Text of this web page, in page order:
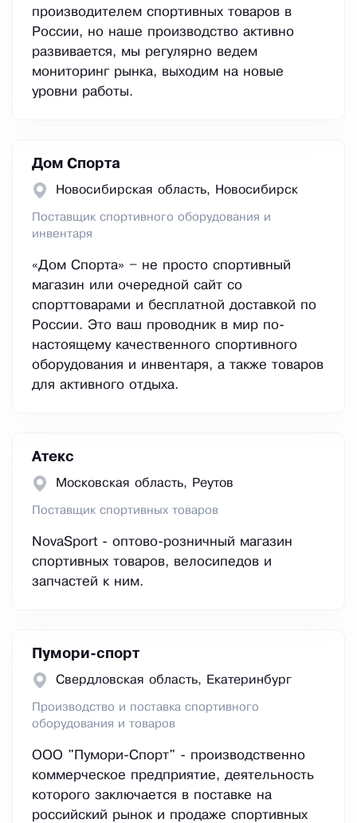
производителем спортивных товаров в
России, но наше производство активно
развивается, мы регулярно ведем
мониторинг рынка, выходим на новые
уровни работы.
Дом Спорта
Новосибирская область, Новосибирск
Поставщик спортивного оборудования и
инвентаря
«Дом Спорта» – не просто спортивный
магазин или очередной сайт со
спорттоварами и бесплатной доставкой по
России. Это ваш проводник в мир по-
настоящему качественного спортивного
оборудования и инвентаря, а также товаров
для активного отдыха.
Атекс
Московская область, Реутов
Поставщик спортивных товаров
NovaSport - оптово-розничный магазин
спортивных товаров, велосипедов и
запчастей к ним.
Пумори-спорт
Свердловская область, Екатеринбург
Производство и поставка спортивного
оборудования и товаров
ООО "Пумори-Cпорт" - производственно
коммерческое предприятие, деятельность
которого заключается в поставке на
российский рынок и продаже спортивных